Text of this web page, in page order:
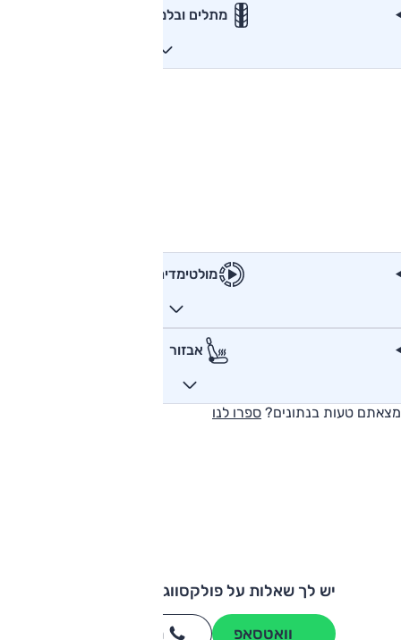
מתלים ובלמים
מולטימדיה
אבזור
מצאתם טעות בנתונים? ספרו לנו
יש לך שאלות על פולקסווגן טרנספורטר?
וואטסאפ חייגו